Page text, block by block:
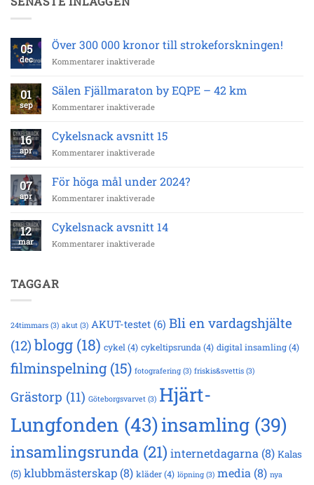
05
dec
Över 300 000 kronor till strokeforskningen!
Kommentarer inaktiveradeför
300
000
kronor
strokeforskningen!
01
sep
Sälen Fjällmaraton by EQPE – 42 km
Kommentarer inaktiveradeför
Fjällmaraton
by
EQPE
42
16
apr
Cykelsnack avsnitt 15
Kommentarer inaktiveradeför
avsnitt
15
07
apr
För höga mål under 2024?
Kommentarer inaktiveradeför
höga
mål
under
12
mar
Cykelsnack avsnitt 14
Kommentarer inaktiveradeför
TAGGAR
24timmars (3) akut (3) AKUT-testet (6) Bli en vardagshjälte
(12) blogg (18) cykel(4) cykeltipsrunda(4) digital insamling(4)
filminspelning (15) fotografering (3) friskis&svettis (3)
Grästorp (11) Göteborgsvarvet (3) Hjärt-
Lungfonden (43)insamling (39)
insamlingsrunda (21) internetdagarna (8) Kalas
(5) klubbmästerskap (8) kläder(4) löpning (3) media (8) nya